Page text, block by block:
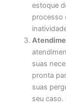
estoque
processo
suas
pronta
suas
seu